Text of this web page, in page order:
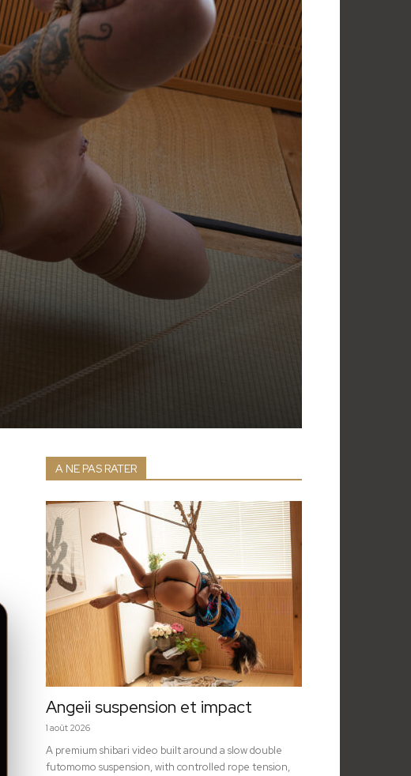
A NE PAS RATER
Angeii suspension et impact
1 août 2026
A premium shibari video built around a slow double
futomomo suspension, with controlled rope tension,